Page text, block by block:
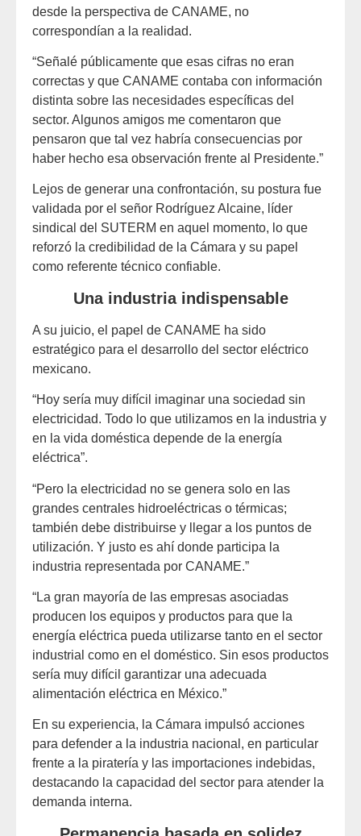
desde la perspectiva de CANAME, no
correspondían a la realidad.
“Señalé públicamente que esas cifras no eran
correctas y que CANAME contaba con información
distinta sobre las necesidades específicas del
sector. Algunos amigos me comentaron que
pensaron que tal vez habría consecuencias por
haber hecho esa observación frente al Presidente.”
Lejos de generar una confrontación, su postura fue
validada por el señor Rodríguez Alcaine, líder
sindical del SUTERM en aquel momento, lo que
reforzó la credibilidad de la Cámara y su papel
como referente técnico confiable.
Una industria indispensable
A su juicio, el papel de CANAME ha sido
estratégico para el desarrollo del sector eléctrico
mexicano.
“Hoy sería muy difícil imaginar una sociedad sin
electricidad. Todo lo que utilizamos en la industria y
en la vida doméstica depende de la energía
eléctrica”.
“Pero la electricidad no se genera solo en las
grandes centrales hidroeléctricas o térmicas;
también debe distribuirse y llegar a los puntos de
utilización. Y justo es ahí donde participa la
industria representada por CANAME.”
“La gran mayoría de las empresas asociadas
producen los equipos y productos para que la
energía eléctrica pueda utilizarse tanto en el sector
industrial como en el doméstico. Sin esos productos
sería muy difícil garantizar una adecuada
alimentación eléctrica en México.”
En su experiencia, la Cámara impulsó acciones
para defender a la industria nacional, en particular
frente a la piratería y las importaciones indebidas,
destacando la capacidad del sector para atender la
demanda interna.